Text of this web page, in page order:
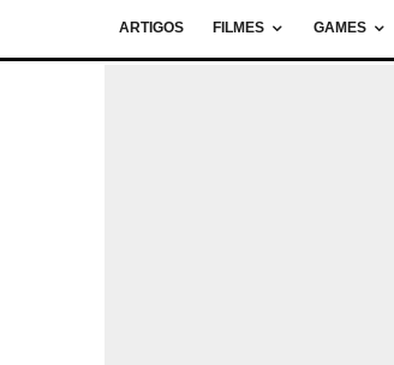
ARTIGOS FILMES GAMES